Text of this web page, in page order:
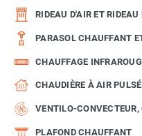
RIDEAU D'AIR ET
PARASOL CHAUFFANT
CHAUFFAGE
CHAUDIÈRE À AIR
VENTILO-CONVECTEUR,
PLAFOND CHAUFFANT